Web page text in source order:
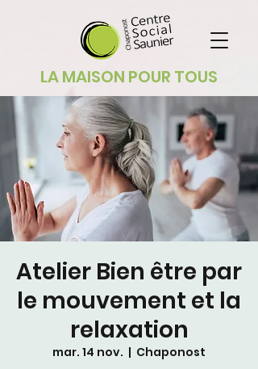
LA MAISON POUR TOUS
Atelier Bien être par
le mouvement et la
relaxation
mar. 14 nov.
  |
Chaponost